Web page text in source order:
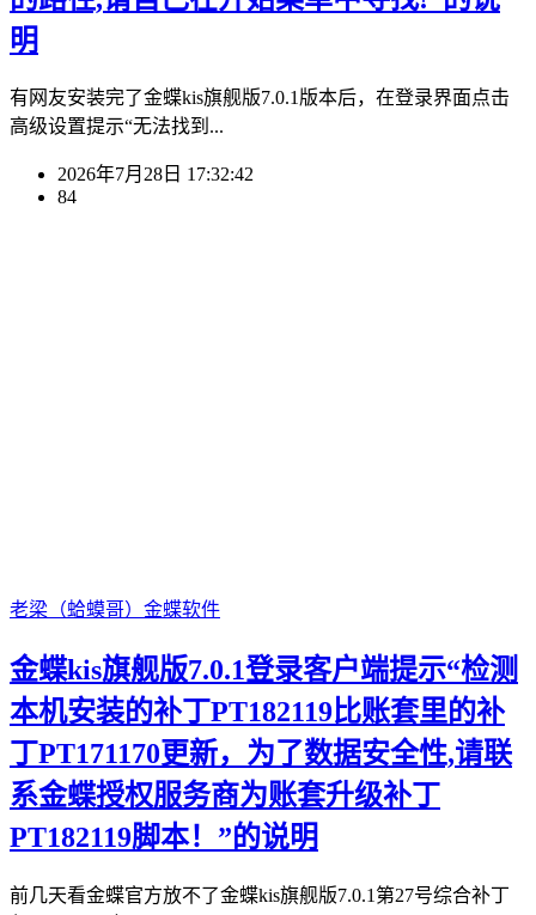
明
有网友安装完了金蝶kis旗舰版7.0.1版本后，在登录界面点击
高级设置提示“无法找到...
2026年7月28日 17:32:42
84
老梁（蛤蟆哥） 金蝶软件
金蝶kis旗舰版7.0.1登录客户端提示“检测
本机安装的补丁PT182119比账套里的补
丁PT171170更新，为了数据安全性,请联
系金蝶授权服务商为账套升级补丁
PT182119脚本！”的说明
前几天看金蝶官方放不了金蝶kis旗舰版7.0.1第27号综合补丁